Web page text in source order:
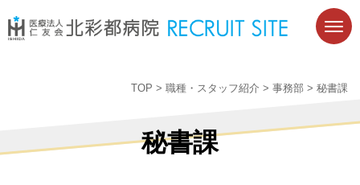
TOP > 職種・スタッフ紹介 > 事務部 > 秘書課
秘書課